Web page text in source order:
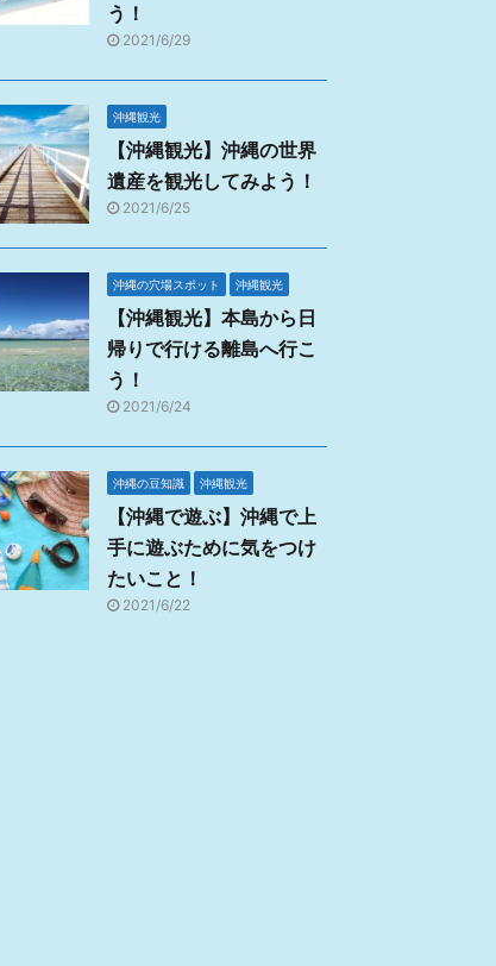
う！
2021/6/29
沖縄観光
【沖縄観光】沖縄の世界
遺産を観光してみよう！
2021/6/25
沖縄の穴場スポット 沖縄観光
【沖縄観光】本島から日
帰りで行ける離島へ行こ
う！
2021/6/24
沖縄の豆知識 沖縄観光
【沖縄で遊ぶ】沖縄で上
手に遊ぶために気をつけ
たいこと！
2021/6/22